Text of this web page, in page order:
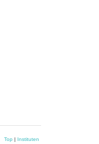
Top | Instituten